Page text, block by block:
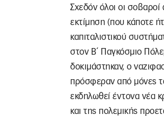
Σχεδόν όλοι οι
εκτίμηση (που κάποτε
καπιταλιστικού
στον Β΄ Παγκόσμιο
δοκιμάστηκαν, ο
πρόσφεραν από μόνες
εκδηλωθεί έντονα νέα
και της πολεμικής